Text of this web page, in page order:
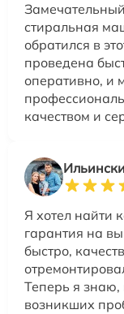
стиральная
обратился в
проведена
оперативно, и
качеством и
Я хотел найти
гарантия на
быстро,
Теперь я знаю,
возникших